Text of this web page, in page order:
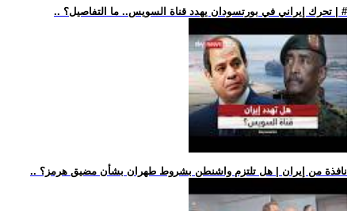
.. تحرك إيراني في بورتسودان يهدد قناة السويس.. ما التفاصيل؟ | #
.. نافذة من إيران | هل تلتزم واشنطن بشروط طهران بشأن مضيق هرمز؟